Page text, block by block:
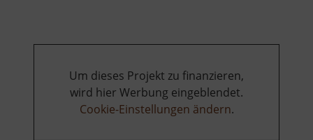
Um dieses Projekt zu finanzieren,
wird hier Werbung eingeblendet.
Cookie-Einstellungen ändern.